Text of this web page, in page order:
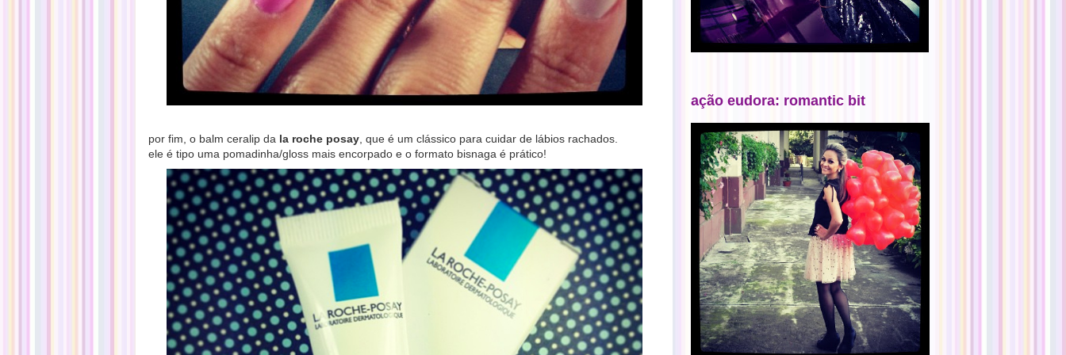
por fim, o balm ceralip da la roche posay , que é um clássico para cuidar de lábios rachados.
ele é tipo uma pomadinha/gloss mais encorpado e o formato bisnaga é prático!
ação eudora: romantic bit